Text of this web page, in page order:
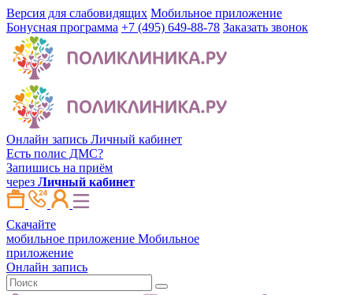
Версия для слабовидящих Мобильное приложение
Бонусная программа +7 (495) 649-88-78 Заказать звонок
Онлайн запись Личный кабинет
Есть полис ДМС?
Запишись на приём
через Личный кабинет
Скачайте
мобильное приложение Мобильное
приложение
Онлайн запись